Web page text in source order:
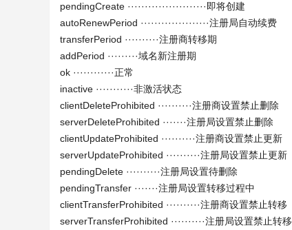
pendingCreate ·······················即将创建
autoRenewPeriod ····················注册局自动续费
transferPeriod ··········注册商转移期
addPeriod ·········域名新注册期
ok ············正常
inactive ···········非激活状态
clientDeleteProhibited ··········注册商设置禁止删除
serverDeleteProhibited ·······注册局设置禁止删除
clientUpdateProhibited ··········注册商设置禁止更新
serverUpdateProhibited ··········注册局设置禁止更新
pendingDelete ··········注册局设置待删除
pendingTransfer ·······注册局设置转移过程中
clientTransferProhibited ··········注册商设置禁止转移
serverTransferProhibited ··········注册局设置禁止转移